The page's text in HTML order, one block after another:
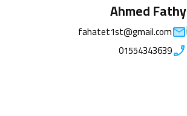
Ahmed Fathy
fahatet1st@gmail.com
01554343639